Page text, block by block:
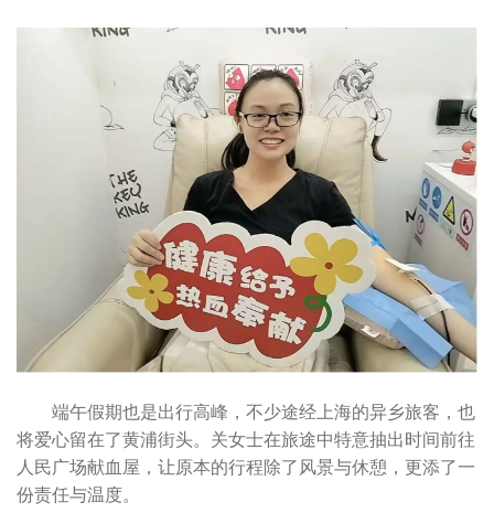
端午假期也是出行高峰，不少途经上海的异乡旅客，也
将爱心留在了黄浦街头。关女士在旅途中特意抽出时间前往
人民广场献血屋，让原本的行程除了风景与休憩，更添了一
份责任与温度。